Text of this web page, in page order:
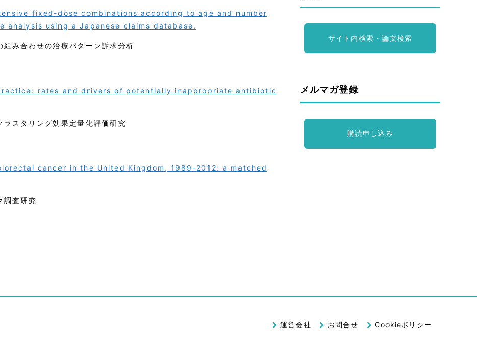
fixed-dose combinations according to age and number
using a Japanese claims database.
み合わせの治療パターン訴求分析
rates and drivers of potentially inappropriate antibiotic
スタリング効果定量化評価研究
cancer in the United Kingdom, 1989-2012: a matched
調査研究
サイト内検索・論文検索
メルマガ登録
購読申し込み
運営会社 お問合せ Cookieポリシー